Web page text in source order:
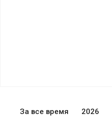
За все время 2026